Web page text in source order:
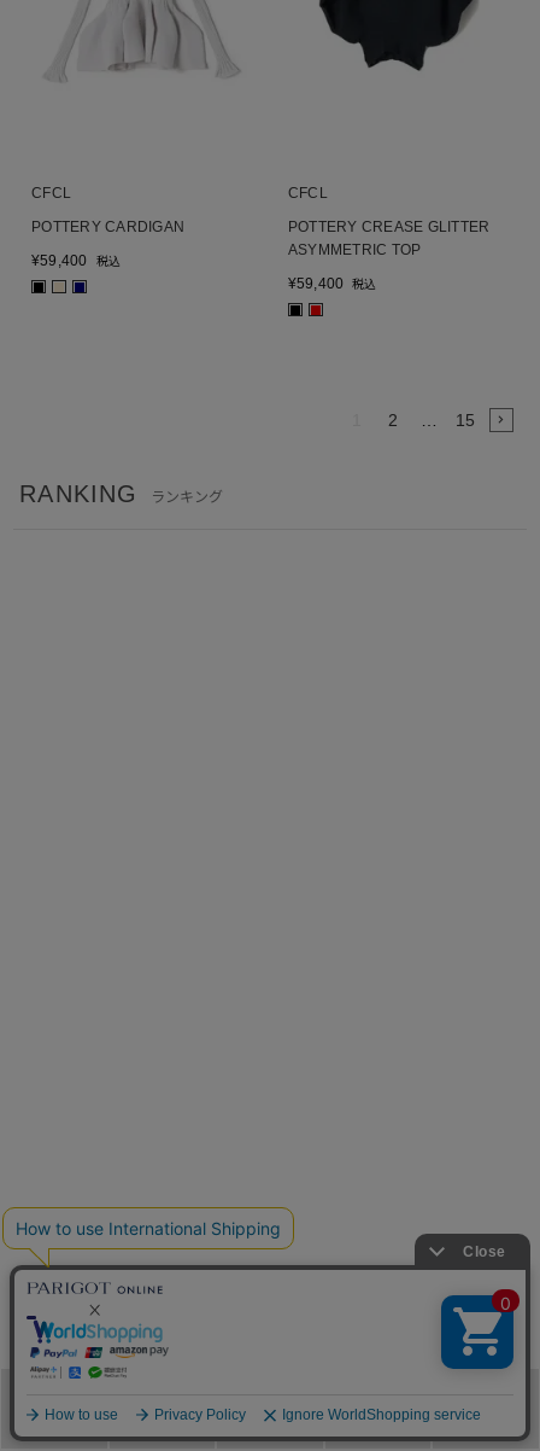
ブランド 閲覧履歴
CFCL
POTTERY CARDIGAN
¥59,400 税込
CFCL
POTTERY CREASE GLITTER
ASYMMETRIC TOP
¥59,400 税込
2 15
RANKING ランキング